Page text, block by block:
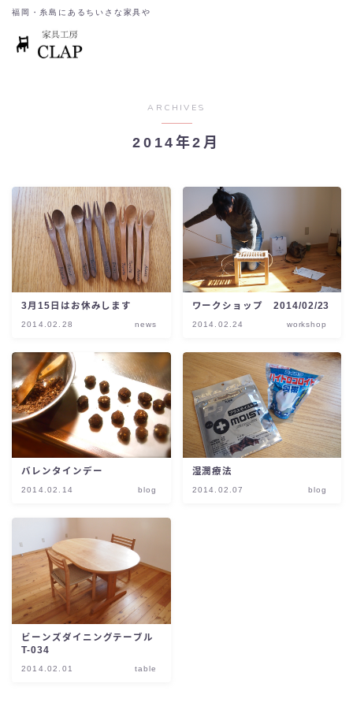
福岡・糸島にあるちいさな家具や
ARCHIVES
2014年2月
3月15日はお休みします
2014.02.28 news
ワークショップ 2014/02/23
2014.02.24 workshop
バレンタインデー
2014.02.14 blog
湿潤療法
2014.02.07 blog
ビーンズダイニングテーブル
T-034
2014.02.01 table